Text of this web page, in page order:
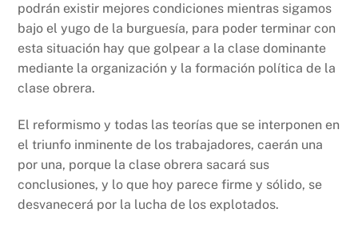
podrán existir mejores condiciones mientras sigamos
bajo el yugo de la burguesía, para poder terminar con
esta situación hay que golpear a la clase dominante
mediante la organización y la formación política de la
clase obrera.
El reformismo y todas las teorías que se interponen en
el triunfo inminente de los trabajadores, caerán una
por una, porque la clase obrera sacará sus
conclusiones, y lo que hoy parece firme y sólido, se
desvanecerá por la lucha de los explotados.